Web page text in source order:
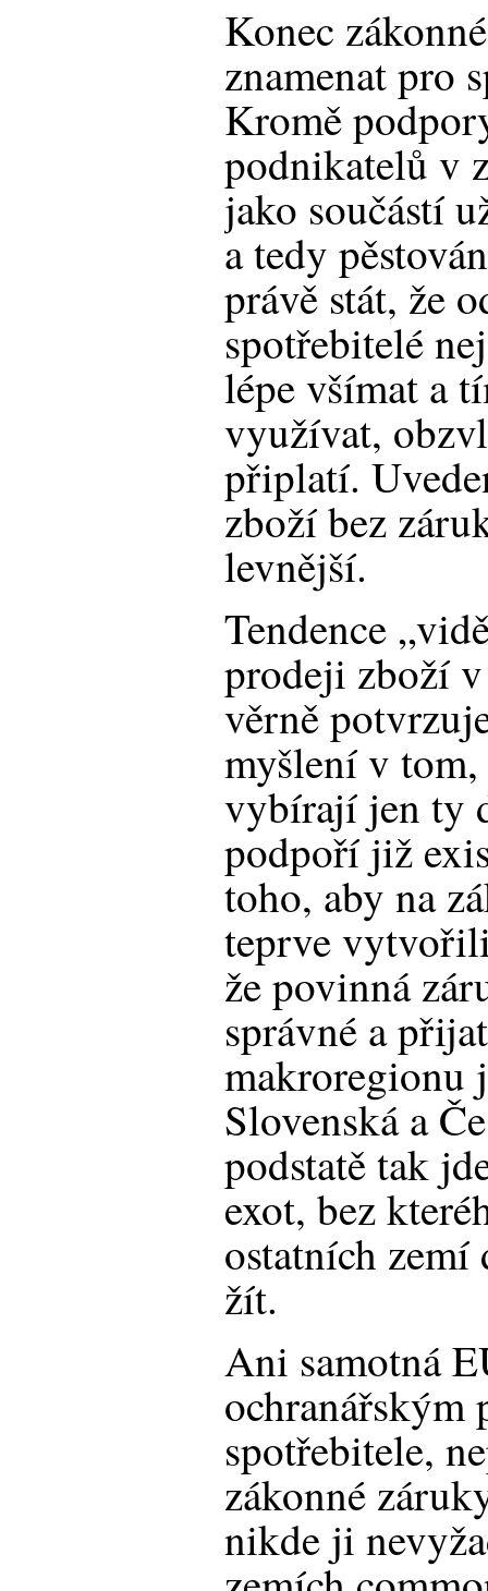
Konec
znamenat pro
Kromě
podnikatelů v
jako součástí
a tedy
právě stát, že
spotřebitelé
lépe všímat a
využívat,
připlatí.
zboží bez
levnější.
Tendence
prodeji zboží
věrně
myšlení v
vybírají jen ty
podpoří již
toho, aby na
teprve
že povinná
správné a
makroregionu
Slovenská a
podstatě tak
exot, bez
ostatních
žít.
Ani samotná
ochranářským
spotřebitele,
zákonné
nikde ji